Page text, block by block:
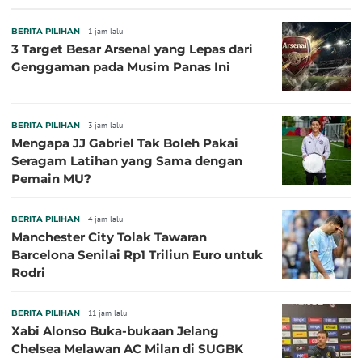
BERITA PILIHAN 1 jam lalu
3 Target Besar Arsenal yang Lepas dari
Genggaman pada Musim Panas Ini
BERITA PILIHAN 3 jam lalu
Mengapa JJ Gabriel Tak Boleh Pakai
Seragam Latihan yang Sama dengan
Pemain MU?
BERITA PILIHAN 4 jam lalu
Manchester City Tolak Tawaran
Barcelona Senilai Rp1 Triliun Euro untuk
Rodri
BERITA PILIHAN 11 jam lalu
Xabi Alonso Buka-bukaan Jelang
Chelsea Melawan AC Milan di SUGBK